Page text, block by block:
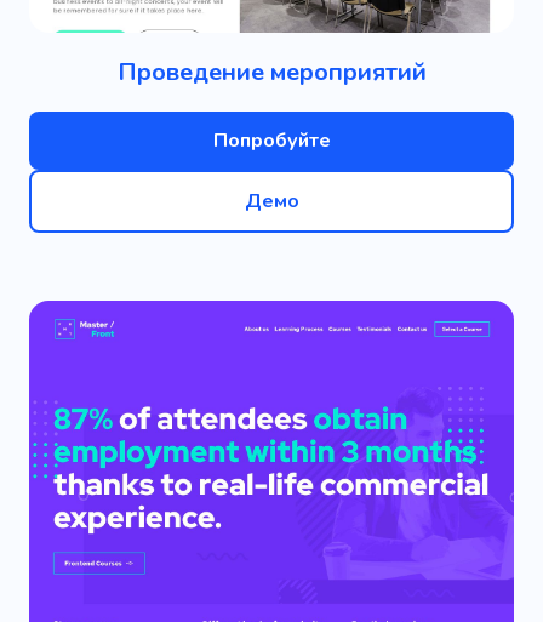
Проведение мероприятий
Попробуйте
Демо